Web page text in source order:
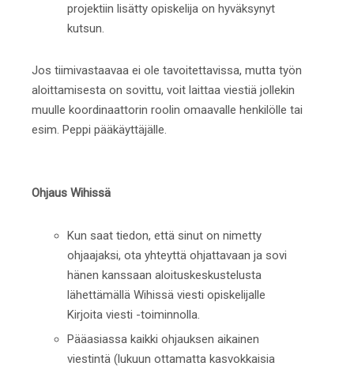
projektiin lisätty opiskelija on hyväksynyt
kutsun.
Jos tiimivastaavaa ei ole tavoitettavissa, mutta työn
aloittamisesta on sovittu, voit laittaa viestiä jollekin
muulle koordinaattorin roolin omaavalle henkilölle tai
esim. Peppi pääkäyttäjälle.
Ohjaus Wihissä
Kun saat tiedon, että sinut on nimetty
ohjaajaksi, ota yhteyttä ohjattavaan ja sovi
hänen kanssaan aloituskeskustelusta
lähettämällä Wihissä viesti opiskelijalle
Kirjoita viesti -toiminnolla.
Pääasiassa kaikki ohjauksen aikainen
viestintä (lukuun ottamatta kasvokkaisia